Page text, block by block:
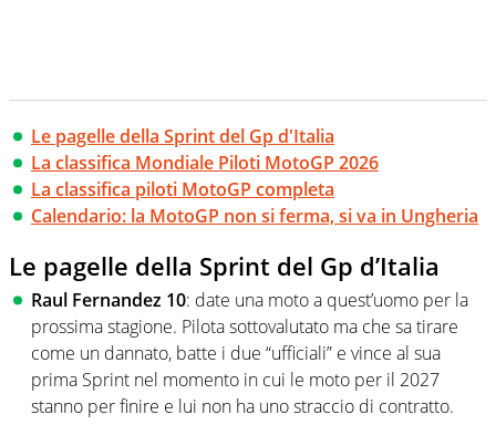
Le pagelle della Sprint del Gp d'Italia
La classifica Mondiale Piloti MotoGP 2026
La classifica piloti MotoGP completa
Calendario: la MotoGP non si ferma, si va in Ungheria
Le pagelle della Sprint del Gp d’Italia
Raul Fernandez 10: date una moto a quest’uomo per la
prossima stagione. Pilota sottovalutato ma che sa tirare
come un dannato, batte i due “ufficiali” e vince al sua
prima Sprint nel momento in cui le moto per il 2027
stanno per finire e lui non ha uno straccio di contratto.